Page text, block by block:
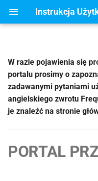
Instrukcja
z
n
p
Wprowadzenie
Nawigacja za pomocą
klawiatury
Wypełnienie i złożenie
wniosku
Lista Spraw -
danych
ramach sprawy
1. INSTALACJA
2. PODSTAWOWE
INFORMACJE
4. IMPORT, EKSPORT DXF
1. INSTALACJA
2. PODSTAWOWE
INFORMACJE
4. IMPORT, EKSPORT DXF
ZDALNA AKTUALIZACJA
BAZY DANYCH
OBSŁUGA I KONTROLA
ZDALNEJ AKTUALIZACJI
W razie pojawienia się
portalu prosimy o
zadawanymi pytaniami
angielskiego zwrotu
je znaleźć na stronie
PORTAL